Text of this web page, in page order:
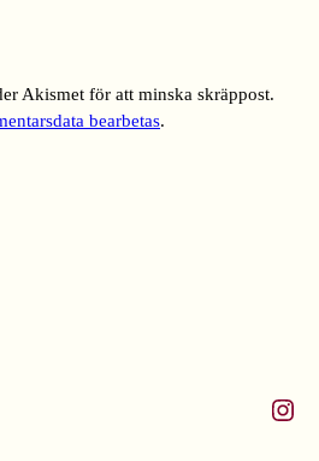
Akismet för att minska skräppost.
bearbetas.
Instagram